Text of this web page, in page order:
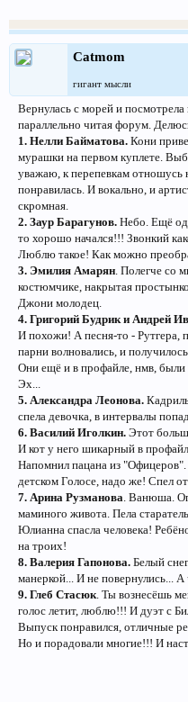
Catmom
гигант мысли
Вернулась с морей и
параллельно читая форум.
1. Нелли Байматова. Кони
мурашки на первом куплете.
уважаю, к перепевкам отношусь
понравилась. И вокально, и
скромная.
2. Заур Барагунов. Небо. Ещё
то хорошо начался!!! Звонкий
Люблю такое! Как можно
3. Эмилия Амарян . Полегче со
костюмчике, накрытая
Джони молодец.
4. Григорий Будрик и Андрей
И похожи! А песня-то - Рутгера,
парни волновались, и
Они ещё и в профайле, нмв,
Эх...
5. Александра Леонова.
спела девочка, в интервалы
6. Василий Иголкин. Этот
И кот у него шикарный в
Напомнил пацана из "Офицеров".
детском Голосе, надо же! Спел
7. Арина Рузманова . Ванюша.
маминого живота. Пела
Юлианна спасла человека!
на троих!
8. Валерия Гапонова. Белый
манеркой... И не повернулись... А
9. Глеб Стасюк . Ты вознесёшь
голос летит, люблю!!! И дуэт с
Выпуск понравился, отличные
Но и порадовали многие!!! И